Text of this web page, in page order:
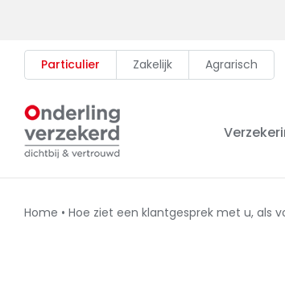
contentParticulier Zakelijk Agrarisch
Home • Hoe ziet een klantgesprek met u, als